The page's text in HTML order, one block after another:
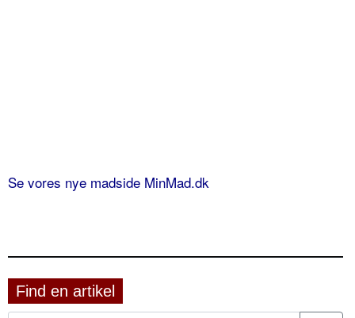
Se vores nye madside MinMad.dk
Find en artikel